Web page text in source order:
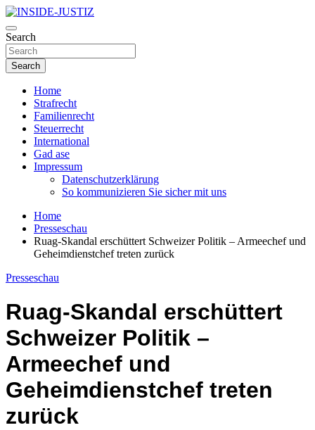
Skip
to
content
INSIDE-JUSTIZ
Investigativer Journalismus zur Dritten Gewalt
Search
Search
Home
Strafrecht
Familienrecht
Steuerrecht
International
Gad ase
Impressum
Datenschutzerklärung
So kommunizieren Sie sicher mit uns
Home
Presseschau
Ruag-Skandal erschüttert Schweizer Politik – Armeechef und
Geheimdienstchef treten zurück
Presseschau
Ruag-Skandal erschüttert
Schweizer Politik –
Armeechef und
Geheimdienstchef treten
zurück